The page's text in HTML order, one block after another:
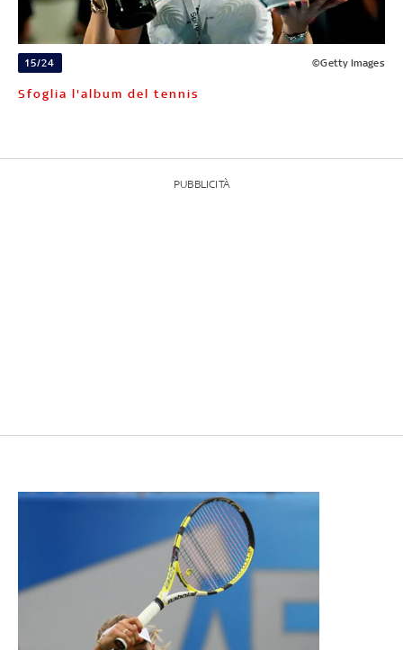
15/24 ©Getty Images
Sfoglia l'album del tennis
PUBBLICITÀ